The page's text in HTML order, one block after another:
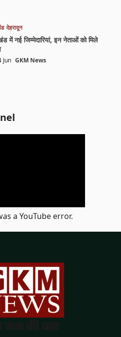
देहरादून
में नई जिम्मेदारियां, इन नेताओं को मिले
Jun GKM News
a YouTube error.